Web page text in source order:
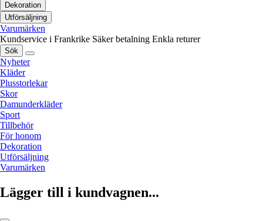
Dekoration
Utförsäljning
Varumärken
Kundservice i Frankrike Säker betalning Enkla returer
Sök
Nyheter
Kläder
Plusstorlekar
Skor
Damunderkläder
Sport
Tillbehör
För honom
Dekoration
Utförsäljning
Varumärken
Lägger till i kundvagnen...